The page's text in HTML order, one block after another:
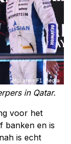
in Qatar.
voor het
banken en is
is echt